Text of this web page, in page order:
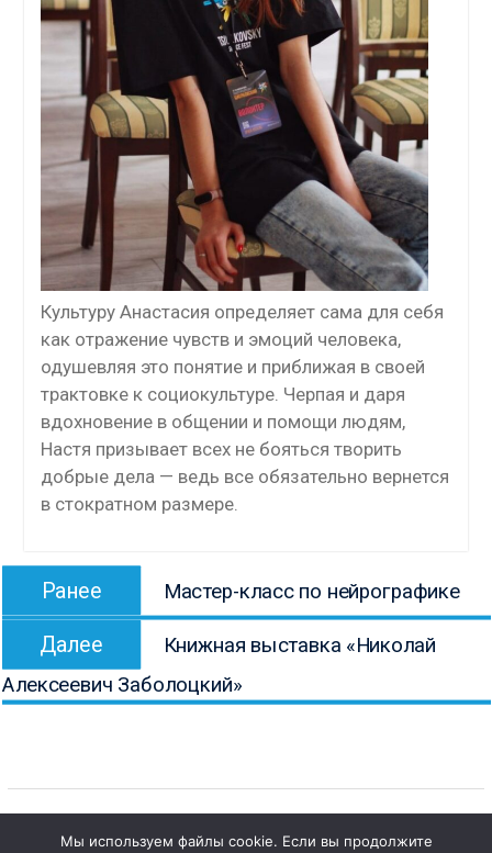
Культуру Анастасия определяет сама для себя
как отражение чувств и эмоций человека,
одушевляя это понятие и приближая в своей
трактовке к социокультуре. Черпая и даря
вдохновение в общении и помощи людям,
Настя призывает всех не бояться творить
добрые дела — ведь все обязательно вернется
в стократном размере.
Навигация
записям
Ранее
запись:
Мастер-класс по нейрографике
Далее Следующая
запись:
Книжная выставка «Николай
Алексеевич Заболоцкий»
Мы используем файлы cookie. Если вы продолжите